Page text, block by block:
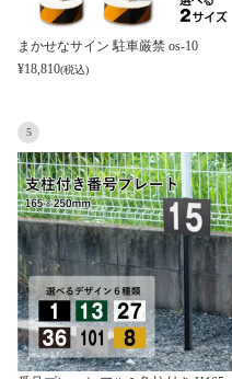
まかせなサイン 駐車厳禁 os-10
¥18,810(税込)
5